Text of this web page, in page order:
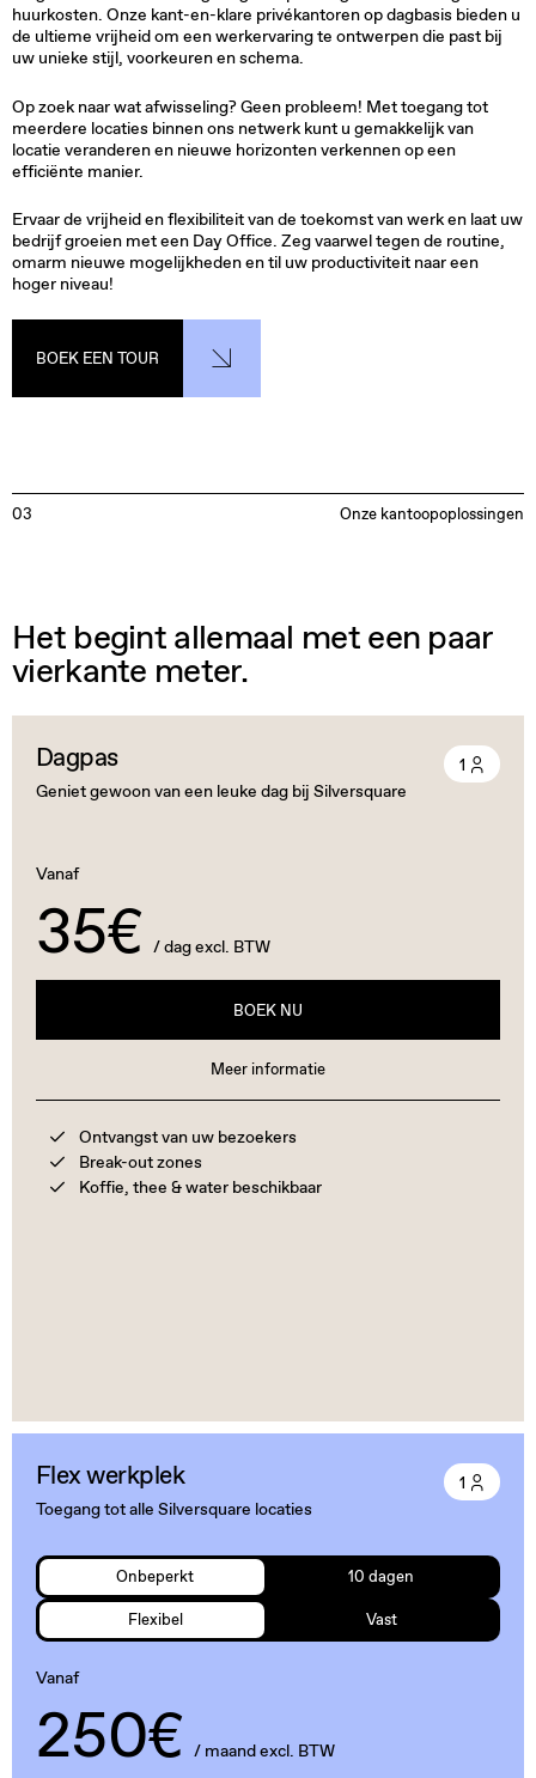
huurkosten. Onze kant-en-klare privékantoren op dagbasis bieden u
de ultieme vrijheid om een werkervaring te ontwerpen die past bij
uw unieke stijl, voorkeuren en schema.
Op zoek naar wat afwisseling? Geen probleem! Met toegang tot
meerdere locaties binnen ons netwerk kunt u gemakkelijk van
locatie veranderen en nieuwe horizonten verkennen op een
efficiënte manier.
Ervaar de vrijheid en flexibiliteit van de toekomst van werk en laat uw
bedrijf groeien met een Day Office. Zeg vaarwel tegen de routine,
omarm nieuwe mogelijkheden en til uw productiviteit naar een
hoger niveau!
BOEK EEN TOUR
03 Onze kantoopoplossingen
Het begint allemaal met een paar
vierkante meter.
Dagpas
Geniet gewoon van een leuke dag bij Silversquare
1
Vanaf
35€ / dag excl. BTW
BOEK NU
Meer informatie
Ontvangst van uw bezoekers
Break-out zones
Koffie, thee & water beschikbaar
Flex werkplek
Toegang tot alle Silversquare locaties
1
Onbeperkt 10 dagen
Flexibel Vast
Vanaf
250€ / maand excl. BTW